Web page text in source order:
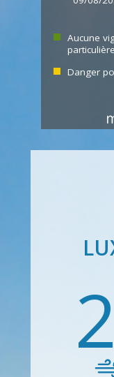
Aucune
particulière
Danger